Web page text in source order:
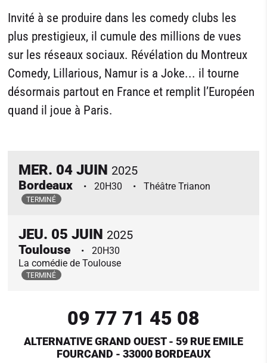
Invité à se produire dans les comedy clubs les
plus prestigieux, il cumule des millions de vues
sur les réseaux sociaux. Révélation du Montreux
Comedy, Lillarious, Namur is a Joke... il tourne
désormais partout en France et remplit l’Européen
quand il joue à Paris.
MER. 04 JUIN 2025
Bordeaux
20H30 Théâtre Trianon
TERMINÉ
JEU. 05 JUIN 2025
Toulouse
20H30
La comédie de Toulouse
TERMINÉ
09 77 71 45 08
ALTERNATIVE GRAND OUEST - 59 RUE EMILE
FOURCAND - 33000 BORDEAUX